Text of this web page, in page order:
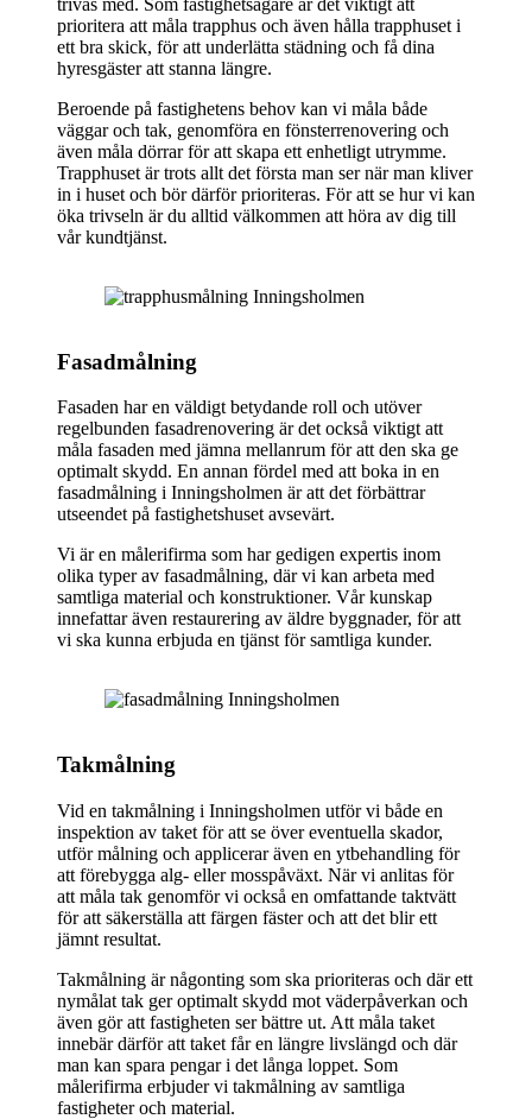
prioritera att måla trapphus och även hålla trapphuset i
ett bra skick, för att underlätta städning och få dina
hyresgäster att stanna längre.
Beroende på fastighetens behov kan vi måla både
väggar och tak, genomföra en fönsterrenovering och
även måla dörrar för att skapa ett enhetligt utrymme.
Trapphuset är trots allt det första man ser när man kliver
in i huset och bör därför prioriteras. För att se hur vi kan
öka trivseln är du alltid välkommen att höra av dig till
vår kundtjänst.
Fasadmålning
Fasaden har en väldigt betydande roll och utöver
regelbunden fasadrenovering är det också viktigt att
måla fasaden med jämna mellanrum för att den ska ge
optimalt skydd. En annan fördel med att boka in en
fasadmålning i Inningsholmen är att det förbättrar
utseendet på fastighetshuset avsevärt.
Vi är en målerifirma som har gedigen expertis inom
olika typer av fasadmålning, där vi kan arbeta med
samtliga material och konstruktioner. Vår kunskap
innefattar även restaurering av äldre byggnader, för att
vi ska kunna erbjuda en tjänst för samtliga kunder.
Takmålning
Vid en takmålning i Inningsholmen utför vi både en
inspektion av taket för att se över eventuella skador,
utför målning och applicerar även en ytbehandling för
att förebygga alg- eller mosspåväxt. När vi anlitas för
att måla tak genomför vi också en omfattande taktvätt
för att säkerställa att färgen fäster och att det blir ett
jämnt resultat.
Takmålning är någonting som ska prioriteras och där ett
nymålat tak ger optimalt skydd mot väderpåverkan och
även gör att fastigheten ser bättre ut. Att måla taket
innebär därför att taket får en längre livslängd och där
man kan spara pengar i det långa loppet. Som
målerifirma erbjuder vi takmålning av samtliga
fastigheter och material.